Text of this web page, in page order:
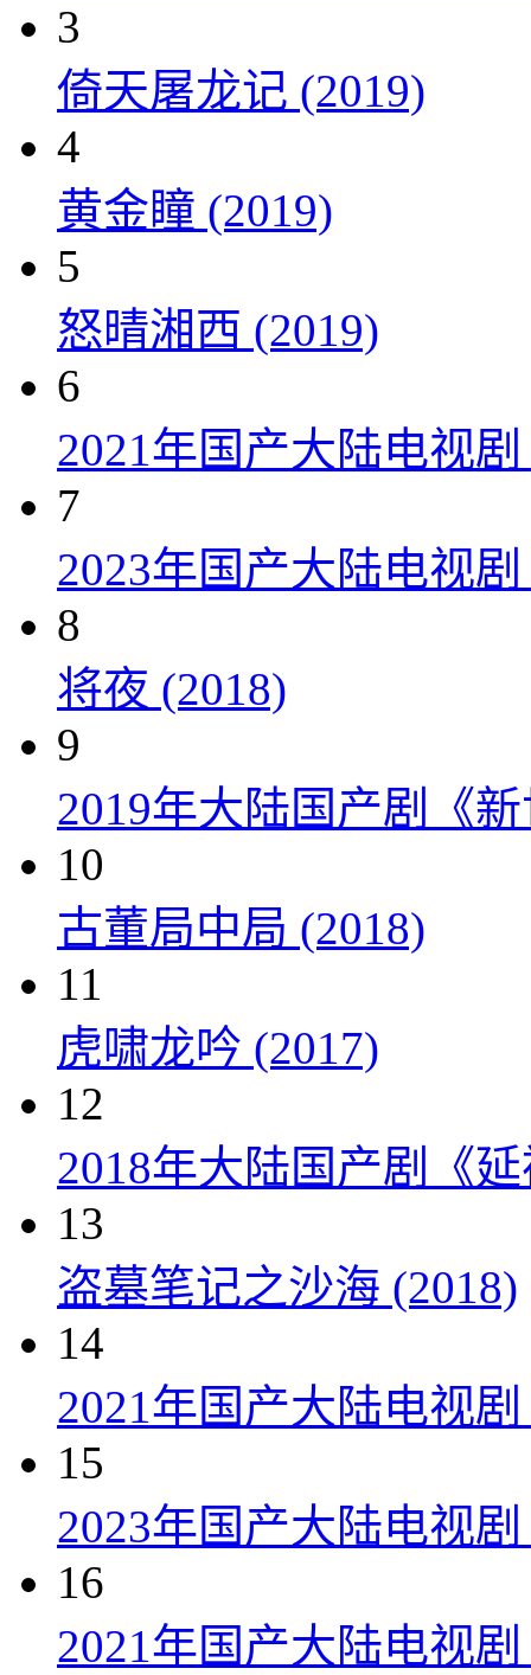
3
倚天屠龙记 (2019)
4
黄金瞳 (2019)
5
怒晴湘西 (2019)
6
2021年国产大陆电视
7
2023年国产大陆电视
8
将夜 (2018)
9
2019年大陆国产剧《
10
古董局中局 (2018)
11
虎啸龙吟 (2017)
12
2018年大陆国产剧《
13
盗墓笔记之沙海 (2018)
14
2021年国产大陆电视
15
2023年国产大陆电视
16
2021年国产大陆电视